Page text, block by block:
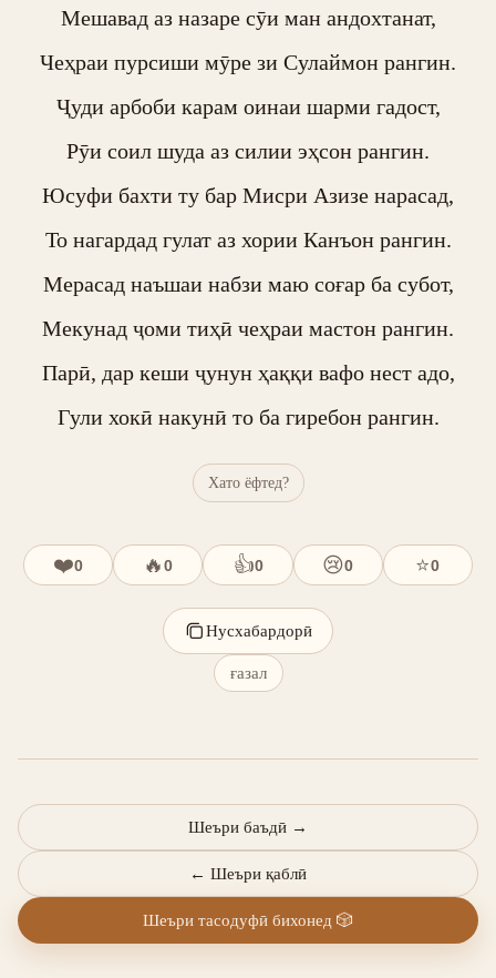
Мешавад аз назаре сӯи ман андохтанат,
Чеҳраи пурсиши мӯре зи Сулаймон рангин.
Ҷуди арбоби карам оинаи шарми гадост,
Рӯи соил шуда аз силии эҳсон рангин.
Юсуфи бахти ту бар Мисри Азизе нарасад,
То нагардад гулат аз хории Канъон рангин.
Мерасад наъшаи набзи маю соғар ба субот,
Мекунад ҷоми тиҳӣ чеҳраи мастон рангин.
Парӣ, дар кеши ҷунун ҳаққи вафо нест адо,
Гули хокӣ накунӣ то ба гиребон рангин.
Хато ёфтед?
❤️0 🔥0 👍0 😢0 ⭐0
Нусхабардорӣ
ғазал
← Шеъри қаблӣ
Шеъри баъдӣ →
Шеъри тасодуфӣ бихонед 🎲